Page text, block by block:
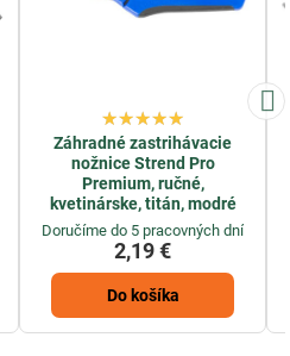
Záhradné zastrihávacie
nožnice Strend Pro
Premium, ručné,
kvetinárske, titán, modré
Doručíme do 5 pracovných dní
2,19 €
Do košíka